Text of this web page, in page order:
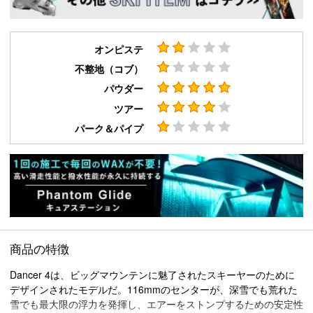
オンピステ
不整地（コブ）
パウダー
ツアー
パーク＆パイプ
商品の特徴
Dancer 4は、ビッグマウンテンに魅了されたスキーヤーのために
デザインされたモデルだ。116mmのセンターが、深雪でも荒れた
雪でも最大限の浮力を発揮し、エアーをストンプするための安定性